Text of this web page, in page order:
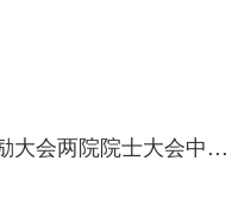
习近平出席国家科学技术奖励大会两院院士大会中国科协第十一次全国代表大会并发表重要讲话